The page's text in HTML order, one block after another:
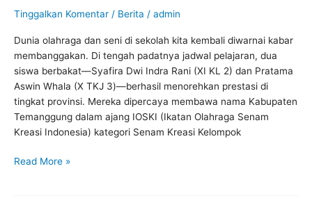
Tinggalkan Komentar / Berita / admin
Dunia olahraga dan seni di sekolah kita kembali diwarnai kabar
membanggakan. Di tengah padatnya jadwal pelajaran, dua
siswa berbakat—Syafira Dwi Indra Rani (XI KL 2) dan Pratama
Aswin Whala (X TKJ 3)—berhasil menorehkan prestasi di
tingkat provinsi. Mereka dipercaya membawa nama Kabupaten
Temanggung dalam ajang IOSKI (Ikatan Olahraga Senam
Kreasi Indonesia) kategori Senam Kreasi Kelompok
dan
Pratama
di
Ajang
IOSKI
Jateng
2025
Read More »